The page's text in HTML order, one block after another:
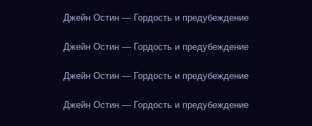
Джейн Остин — Гордость и предубеждение
Джейн Остин — Гордость и предубеждение
Джейн Остин — Гордость и предубеждение
Джейн Остин — Гордость и предубеждение